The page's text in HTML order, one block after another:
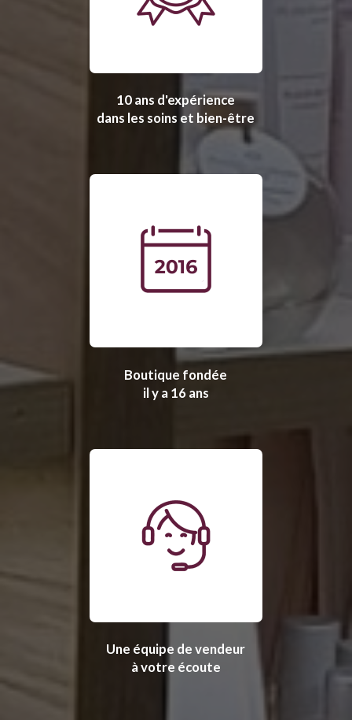
10 ans d'expérience
dans les soins et bien-être
Boutique fondée
il y a 16 ans
Une équipe de vendeur
à votre écoute